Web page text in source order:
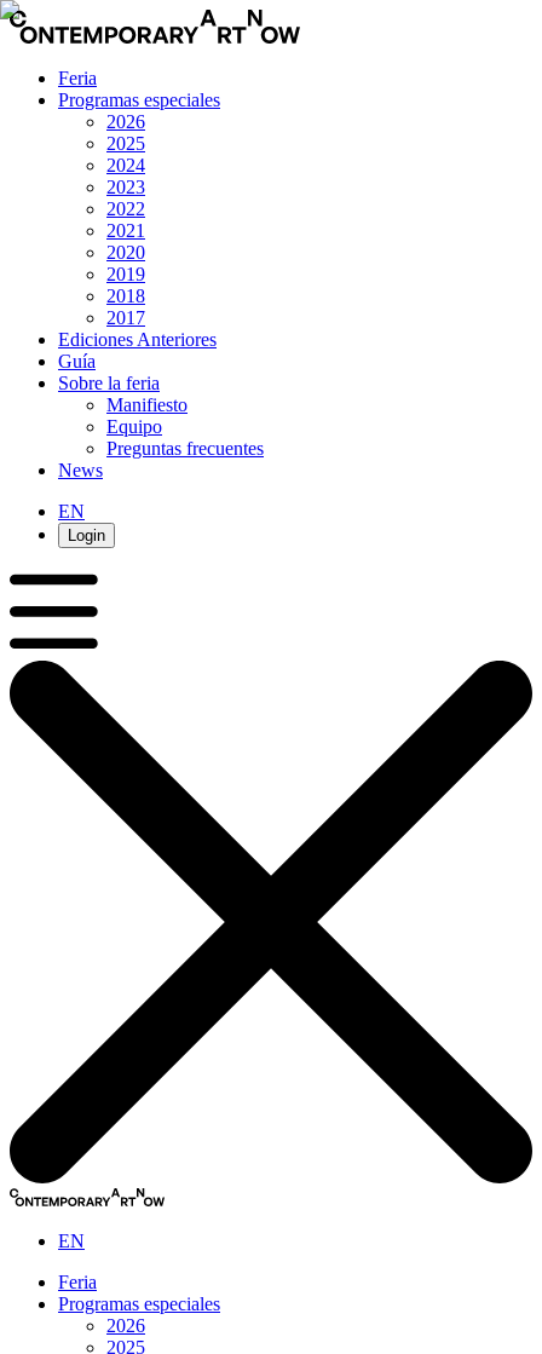
Feria
Programas especiales
2026
2025
2024
2023
2022
2021
2020
2019
2018
2017
Ediciones Anteriores
Guía
Sobre la feria
Manifiesto
Equipo
Preguntas frecuentes
News
EN
Login
EN
Feria
Programas especiales
2026
2025